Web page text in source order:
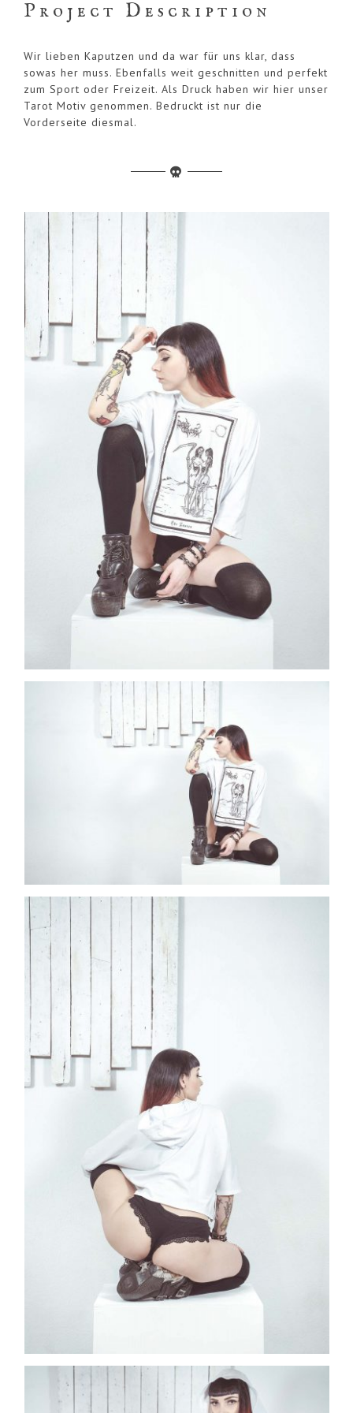
Project Description
Wir lieben Kaputzen und da war für uns klar, dass
sowas her muss. Ebenfalls weit geschnitten und perfekt
zum Sport oder Freizeit. Als Druck haben wir hier unser
Tarot Motiv genommen. Bedruckt ist nur die
Vorderseite diesmal.